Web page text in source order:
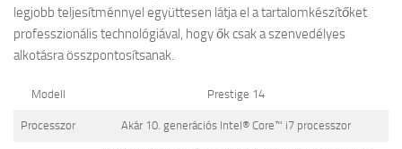
legjobb teljesítménnyel együttesen látja el a tartalomkészítőket
professzionális technológiával, hogy ők csak a szenvedélyes
alkotásra összpontosítsanak.
Modell Prestige 14
Processzor Akár 10. generációs Intel® Core™ i7 processzor